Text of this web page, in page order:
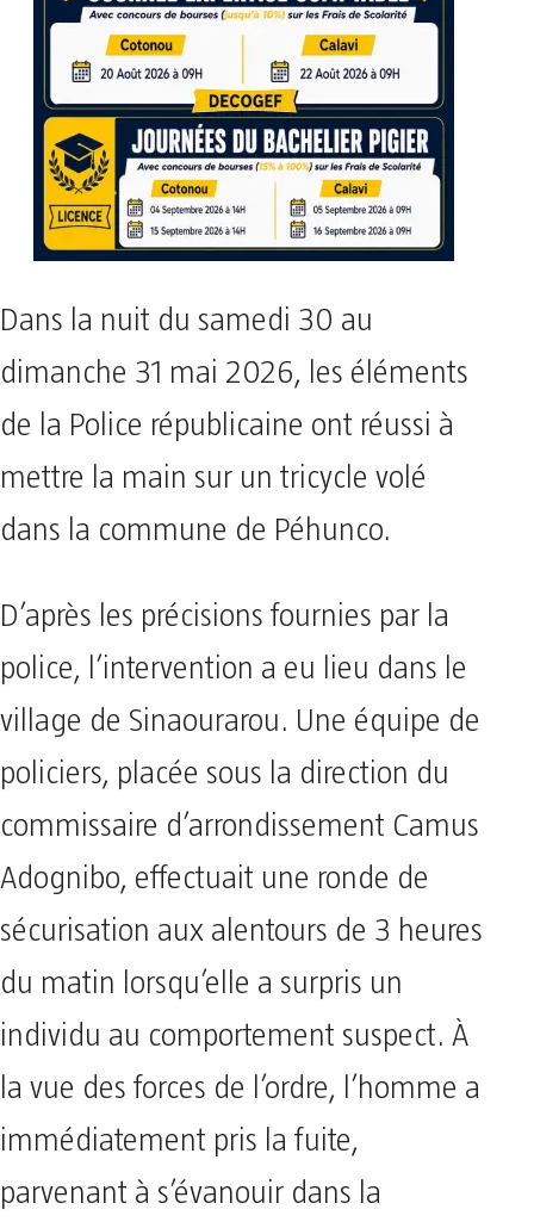
Dans la nuit du samedi 30 au
dimanche 31 mai 2026, les éléments
de la Police républicaine ont réussi à
mettre la main sur un tricycle volé
dans la commune de Péhunco.
​D’après les précisions fournies par la
police, l’intervention a eu lieu dans le
village de Sinaourarou. Une équipe de
policiers, placée sous la direction du
commissaire d’arrondissement Camus
Adognibo, effectuait une ronde de
sécurisation aux alentours de 3 heures
du matin lorsqu’elle a surpris un
individu au comportement suspect. À
la vue des forces de l’ordre, l’homme a
immédiatement pris la fuite,
parvenant à s’évanouir dans la